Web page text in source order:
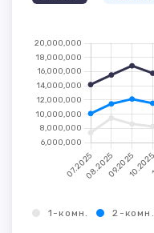
1-комн. 2-комн.